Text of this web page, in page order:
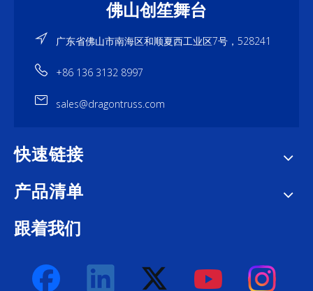
佛山创笙舞台
广东省佛山市南海区和顺夏西工业区7号，528241
+86 136 3132 8997
sales@dragontruss.com
快速链接
产品清单
跟着我们